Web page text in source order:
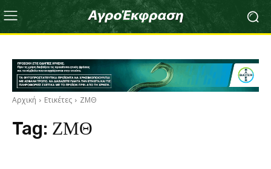
Αρχική Ετικέτες ΖΜΘ
Tag: ΖΜΘ